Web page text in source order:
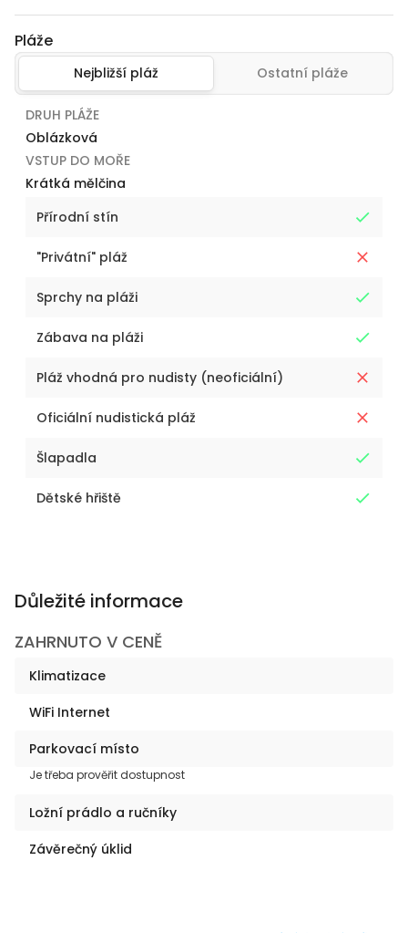
Pláže
Nejbližší pláž Ostatní pláže
DRUH PLÁŽE
Oblázková
VSTUP DO MOŘE
Krátká mělčina
Přírodní stín
"Privátní" pláž
Sprchy na pláži
Zábava na pláži
Pláž vhodná pro nudisty (neoficiální)
Oficiální nudistická pláž
Šlapadla
Dětské hřiště
Důležité informace
ZAHRNUTO V CENĚ
Klimatizace
WiFi Internet
Parkovací místo
Je třeba prověřit dostupnost
Ložní prádlo a ručníky
Závěrečný úklid